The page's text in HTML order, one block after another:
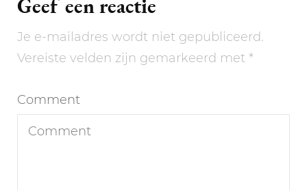
Geef een reactie
Je e-mailadres wordt niet gepubliceerd.
Vereiste velden zijn gemarkeerd met *
Comment